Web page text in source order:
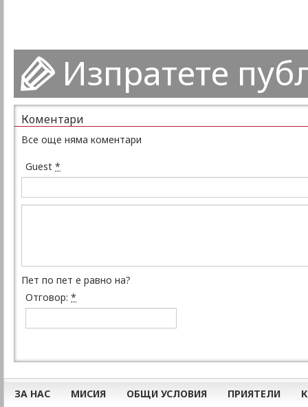
Изпратете
Коментари
Все още няма коментари
Guest *
Пет по пет е равно на?
Отговор: *
ЗА НАС МИСИЯ ОБЩИ УСЛОВИЯ ПРИЯТЕЛИ